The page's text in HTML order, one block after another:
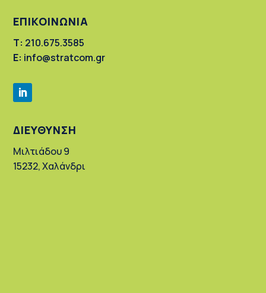
ΕΠΙΚΟΙΝΩΝΙΑ
Τ: 210.675.3585
Ε: info@stratcom.gr
ΔΙΕΥΘΥΝΣΗ
Μιλτιάδου 9
15232, Χαλάνδρι